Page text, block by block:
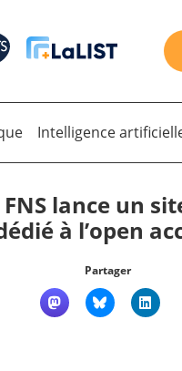
Intelligence
FNS lance un
à l’open
Partager